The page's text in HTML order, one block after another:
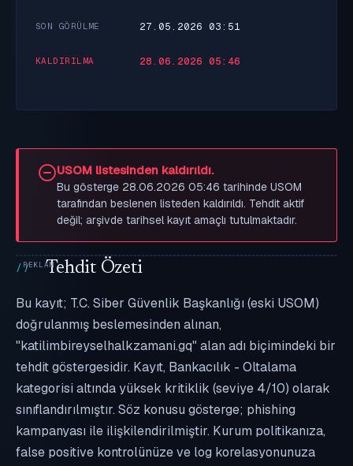
SON GÖRÜLME 27.05.2026 03:51
KALDIRILMA 28.06.2026 05:46
USOM listesinden kaldırıldı.
Bu gösterge 28.06.2026 05:46 tarihinde USOM
tarafından beslenen listeden kaldırıldı. Tehdit aktif
değil; arşivde tarihsel kayıt amaçlı tutulmaktadır.
Tehdit Özeti
Bu kayıt; T.C. Siber Güvenlik Başkanlığı (eski USOM)
doğrulanmış beslemesinden alınan,
"katilimbireyselhalkzamani.gq" alan adı biçimindeki bir
tehdit göstergesidir. Kayıt, Bankacılık - Oltalama
kategorisi altında yüksek kritiklik (seviye 4/10) olarak
sınıflandırılmıştır. Söz konusu gösterge; phishing
kampanyası ile ilişkilendirilmiştir. Kurum politikanıza,
false positive kontrolünüze ve log korelasyonunuza